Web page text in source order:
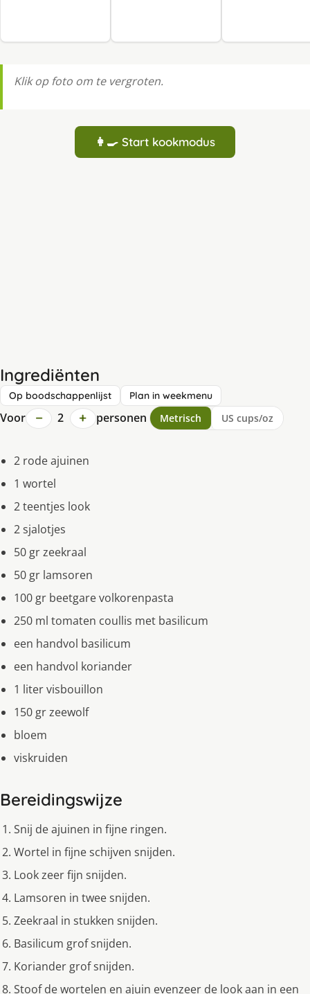
Klik op foto om te vergroten.
👩‍🍳 Start kookmodus
Ingrediënten
Op boodschappenlijst Plan in weekmenu
Voor − 2 + personen Metrisch US cups/oz
2 rode ajuinen
1 wortel
2 teentjes look
2 sjalotjes
50 gr zeekraal
50 gr lamsoren
100 gr beetgare volkorenpasta
250 ml tomaten coullis met basilicum
een handvol basilicum
een handvol koriander
1 liter visbouillon
150 gr zeewolf
bloem
viskruiden
Bereidingswijze
Snij de ajuinen in fijne ringen.
Wortel in fijne schijven snijden.
Look zeer fijn snijden.
Lamsoren in twee snijden.
Zeekraal in stukken snijden.
Basilicum grof snijden.
Koriander grof snijden.
Stoof de wortelen en ajuin evenzeer de look aan in een